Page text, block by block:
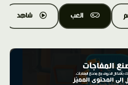
العب شاهد
المفاجآت
بأشكال الحروف مع مصنع المفاجآت.
إلى المحتوى المميّز